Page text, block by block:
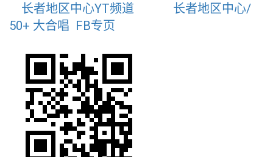
长者地区中心YT频道
长者地区中心/
50+ 大合唱 FB专页